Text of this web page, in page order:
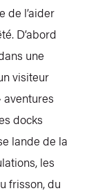
de l’aider
D’abord
une
visiteur
aventures
docks
lande de la
les
frisson, du